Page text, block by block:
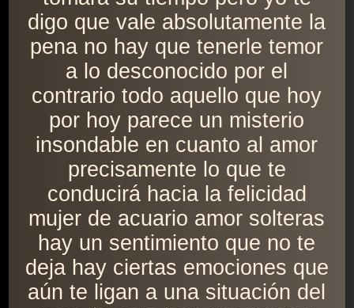
digo que vale absolutamente la
pena no hay que tenerle temor
a lo desconocido por el
contrario todo aquello que hoy
por hoy parece un misterio
insondable en cuanto al amor
precisamente lo que te
conducirá hacia la felicidad
mujer de acuario amor solteras
hay un sentimiento que no te
deja hay ciertas emociones que
aún te ligan a una situación del